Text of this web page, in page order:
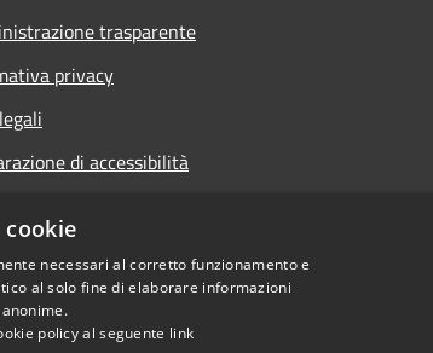
trasparente
privacy
di accessibilità
necessari al corretto funzionamento e
al solo fine di elaborare informazioni
policy al seguente link